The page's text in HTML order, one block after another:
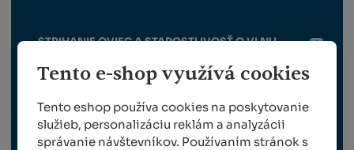
Tento e-shop využívá cookies
Tento eshop používa cookies na poskytovanie
služieb, personalizáciu reklám a analyzácii
správanie návštevníkov. Používaním stránok s
STRIHANIE OVIEC A STAROSTLIVOSŤ O VLNU
TRÁVNE ZMESI